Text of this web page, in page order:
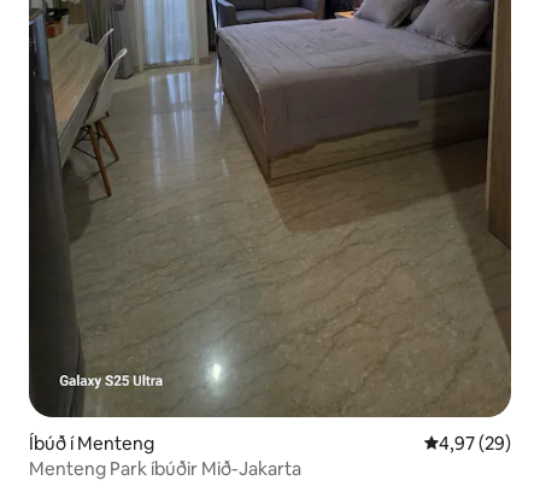
Íbúð í Menteng 4,97 af 5 í
4,97 (29)
Menteng Park íbúðir Mið-Jakarta